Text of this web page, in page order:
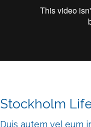
Stockholm
Duis autem vel eum